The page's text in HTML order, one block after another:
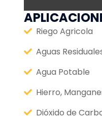
Riego Agricola
Aguas
Agua Potable
Hierro,
Dióxido de